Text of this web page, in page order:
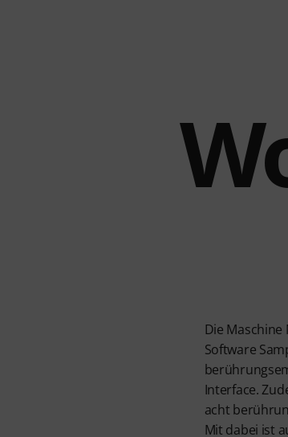
Die
Software
Interface.
acht
Mit dabei ist